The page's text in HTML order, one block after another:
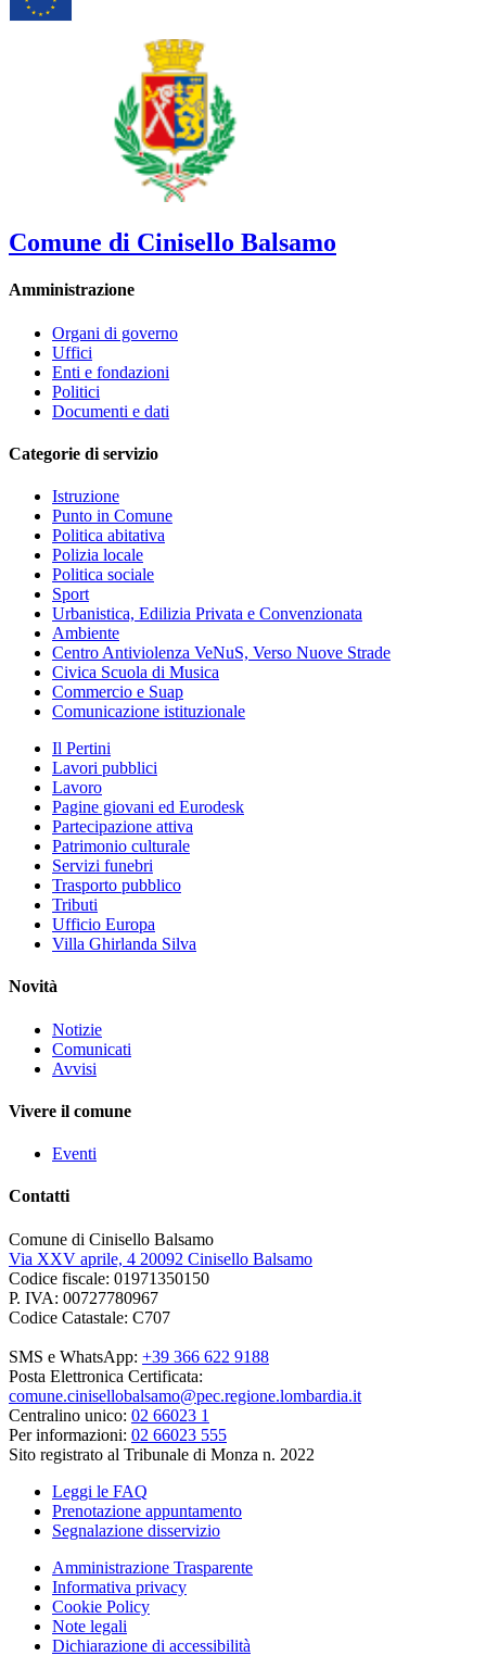
Comune di Cinisello Balsamo
Amministrazione
Organi di governo
Uffici
Enti e fondazioni
Politici
Documenti e dati
Categorie di servizio
Istruzione
Punto in Comune
Politica abitativa
Polizia locale
Politica sociale
Sport
Urbanistica, Edilizia Privata e Convenzionata
Ambiente
Centro Antiviolenza VeNuS, Verso Nuove Strade
Civica Scuola di Musica
Commercio e Suap
Comunicazione istituzionale
Il Pertini
Lavori pubblici
Lavoro
Pagine giovani ed Eurodesk
Partecipazione attiva
Patrimonio culturale
Servizi funebri
Trasporto pubblico
Tributi
Ufficio Europa
Villa Ghirlanda Silva
Novità
Notizie
Comunicati
Avvisi
Vivere il comune
Eventi
Contatti
Comune di Cinisello Balsamo
Via XXV aprile, 4 20092 Cinisello Balsamo
Codice fiscale: 01971350150
P. IVA: 00727780967
Codice Catastale: C707
SMS e WhatsApp: +39 366 622 9188
Posta Elettronica Certificata:
comune.cinisellobalsamo@pec.regione.lombardia.it
Centralino unico: 02 66023 1
Per informazioni: 02 66023 555
Sito registrato al Tribunale di Monza n. 2022
Leggi le FAQ
Prenotazione appuntamento
Segnalazione disservizio
Amministrazione Trasparente
Informativa privacy
Cookie Policy
Note legali
Dichiarazione di accessibilità